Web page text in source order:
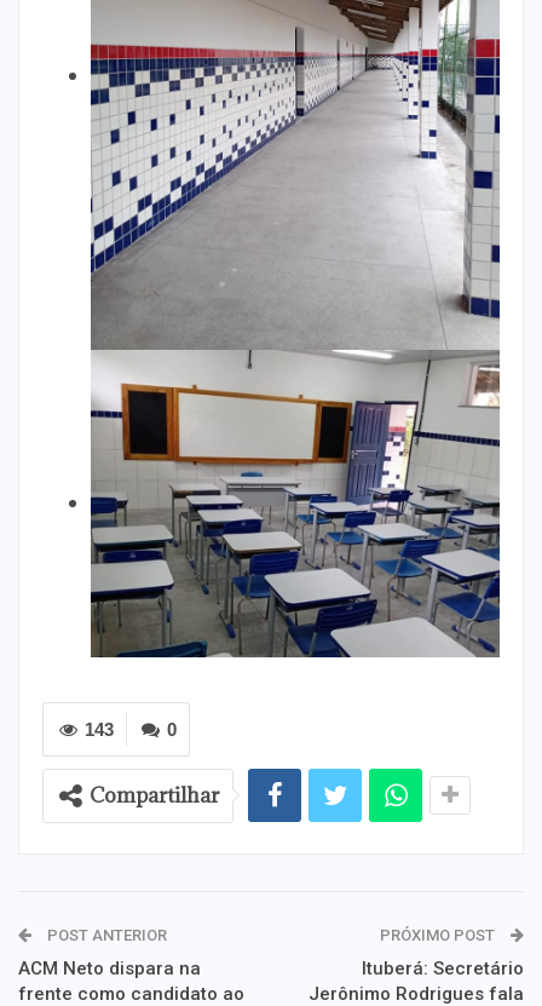
0
143
Compartilhar
POST ANTERIOR
ACM Neto dispara na
frente como candidato ao
PRÓXIMO POST
Ituberá: Secretário
Jerônimo Rodrigues fala